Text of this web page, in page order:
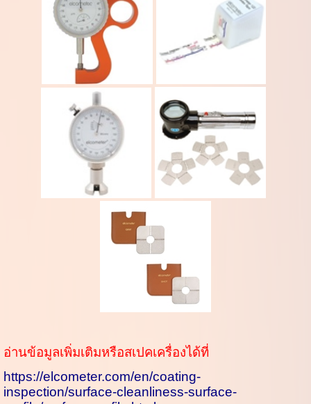
อ่านข้อมูลเพิ่มเติมหรือสเปคเครื่องได้ที่
https://elcometer.com/en/coating-
inspection/surface-cleanliness-surface-